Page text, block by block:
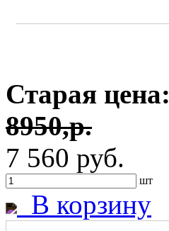
Старая цена:
8950,р.
7 560 руб.
шт
В корзину